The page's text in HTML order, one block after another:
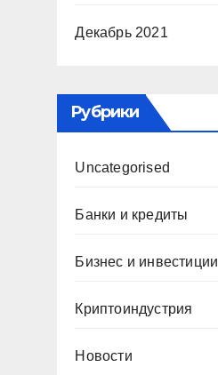
Декабрь 2021
Рубрики
Uncategorised
Банки и кредиты
Бизнес и инвестиции
Криптоиндустрия
Новости